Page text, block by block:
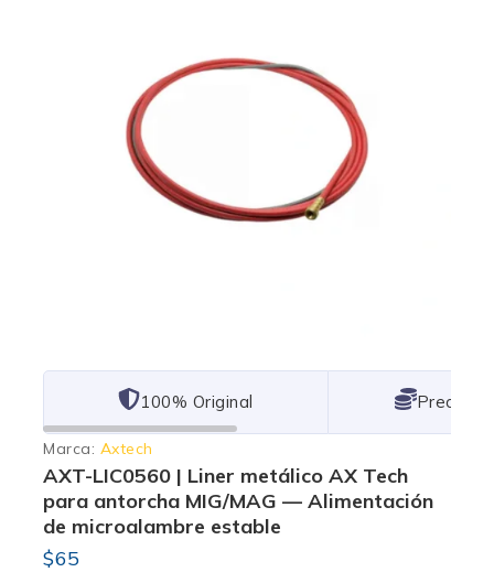
101% Original Lowest
Marca: Axtech
AXT-LIC0560 | Liner metálico AX Tech
para antorcha MIG/MAG — Alimentación
de microalambre estable
$65